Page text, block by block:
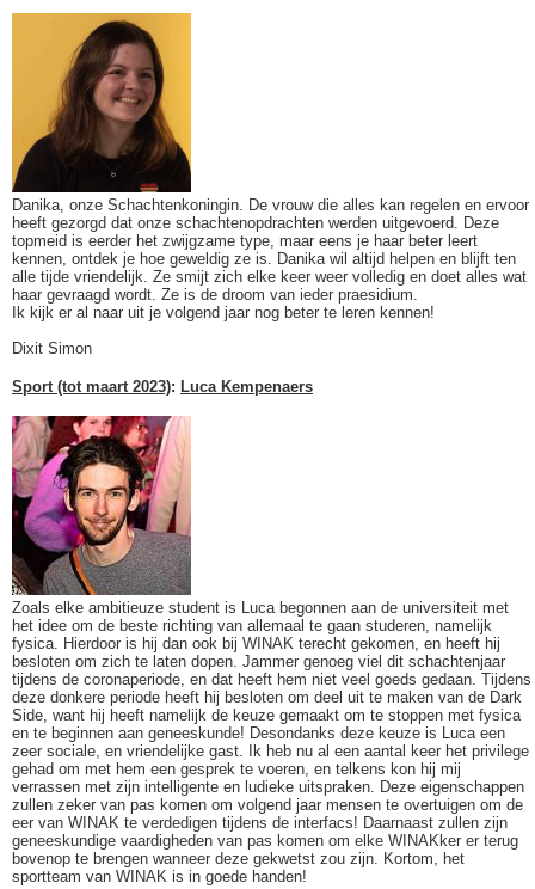
Danika, onze Schachtenkoningin. De vrouw die alles kan regelen en ervoor
heeft gezorgd dat onze schachtenopdrachten werden uitgevoerd. Deze
topmeid is eerder het zwijgzame type, maar eens je haar beter leert
kennen, ontdek je hoe geweldig ze is. Danika wil altijd helpen en blijft ten
alle tijde vriendelijk. Ze smijt zich elke keer weer volledig en doet alles wat
haar gevraagd wordt. Ze is de droom van ieder praesidium.
Ik kijk er al naar uit je volgend jaar nog beter te leren kennen!
Dixit Simon
Sport (tot maart 2023): Luca Kempenaers
Zoals elke ambitieuze student is Luca begonnen aan de universiteit met
het idee om de beste richting van allemaal te gaan studeren, namelijk
fysica. Hierdoor is hij dan ook bij WINAK terecht gekomen, en heeft hij
besloten om zich te laten dopen. Jammer genoeg viel dit schachtenjaar
tijdens de coronaperiode, en dat heeft hem niet veel goeds gedaan. Tijdens
deze donkere periode heeft hij besloten om deel uit te maken van de Dark
Side, want hij heeft namelijk de keuze gemaakt om te stoppen met fysica
en te beginnen aan geneeskunde! Desondanks deze keuze is Luca een
zeer sociale, en vriendelijke gast. Ik heb nu al een aantal keer het privilege
gehad om met hem een gesprek te voeren, en telkens kon hij mij
verrassen met zijn intelligente en ludieke uitspraken. Deze eigenschappen
zullen zeker van pas komen om volgend jaar mensen te overtuigen om de
eer van WINAK te verdedigen tijdens de interfacs! Daarnaast zullen zijn
geneeskundige vaardigheden van pas komen om elke WINAKker er terug
bovenop te brengen wanneer deze gekwetst zou zijn. Kortom, het
sportteam van WINAK is in goede handen!